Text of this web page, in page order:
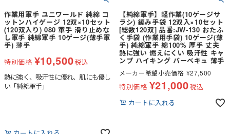
作業用軍手 ユニワールド 純綿 コ
ットンハイゲージ 12双×10セット
(120双入り) 080 軍手 滑り止めな
し軍手 純綿軍手 10ゲージ(薄手軍
手) 薄手
特別価格 ¥10,500税込
熱に強く、吸汗性に優れ、肌にも優し
い「純綿軍手」
【純綿軍手】軽作業(10ゲージサ
ラシ) 編み手袋 12双入×10セット
[総数120双] 品番:JW-130 おたふ
く手袋 (作業用手袋) 10ゲージ(薄
手) 純綿軍手 綿100% 厚手 丈夫
熱に強い 燃えにくい 吸汗性 キャ
ンプ ハイキング バーベキュ 薄手
メーカー希望小売価格 ¥27,500
特別価格 ¥21,000税込
カートに入れる